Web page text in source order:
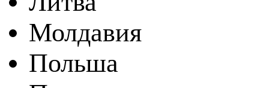
Молдавия
Польша